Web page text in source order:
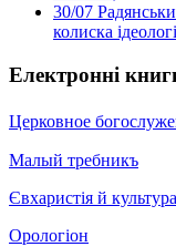
30/07
колиска
Електронні
Церковное
Малый требникъ
Євхаристія й культура
Орологіон